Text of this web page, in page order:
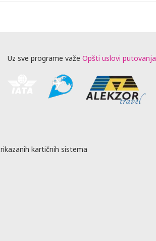
Uz sve programe važe Opšti uslovi putovanja
kartičnih sistema